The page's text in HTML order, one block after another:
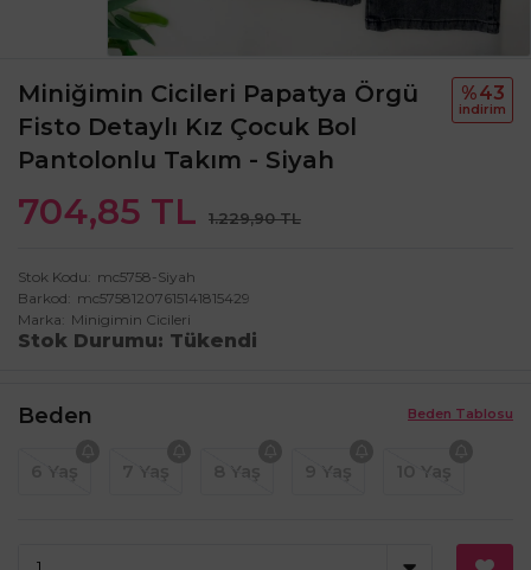
Miniğimin Cicileri Papatya Örgü
Fisto Detaylı Kız Çocuk Bol
Pantolonlu Takım - Siyah
704,85 TL 1.229,90 TL
%43
i̇ndi̇ri̇m
Stok Kodu
mc5758-Siyah
Barkod
mc57581207615141815429
Marka
Minigimin Cicileri
Stok Durumu Tükendi
Beden Tablosu
Beden